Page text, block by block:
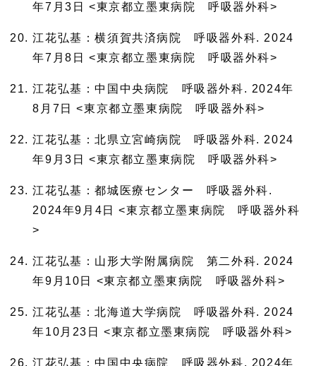
年7月3日 <東京都立墨東病院 呼吸器外科>
江花弘基：横須賀共済病院 呼吸器外科. 2024
年7月8日 <東京都立墨東病院 呼吸器外科>
江花弘基：中国中央病院 呼吸器外科. 2024年
8月7日 <東京都立墨東病院 呼吸器外科>
江花弘基：北県立宮崎病院 呼吸器外科. 2024
年9月3日 <東京都立墨東病院 呼吸器外科>
江花弘基：都城医療センター 呼吸器外科.
2024年9月4日 <東京都立墨東病院 呼吸器外科
>
江花弘基：山形大学附属病院 第二外科. 2024
年9月10日 <東京都立墨東病院 呼吸器外科>
江花弘基：北海道大学病院 呼吸器外科. 2024
年10月23日 <東京都立墨東病院 呼吸器外科>
江花弘基：中国中央病院 呼吸器外科. 2024年